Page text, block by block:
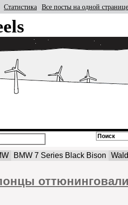
Статистика Все посты на одной странице
BMW 7 Series Black Bison